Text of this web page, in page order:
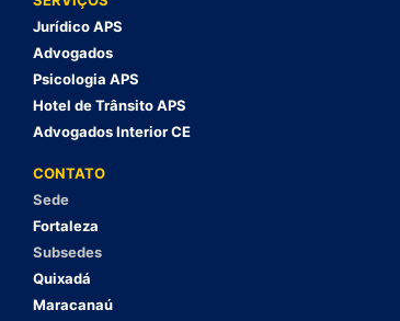
Jurídico APS
Advogados
Psicologia APS
Hotel de Trânsito APS
Advogados Interior CE
CONTATO
Sede
Fortaleza
Subsedes
Quixadá
Maracanaú